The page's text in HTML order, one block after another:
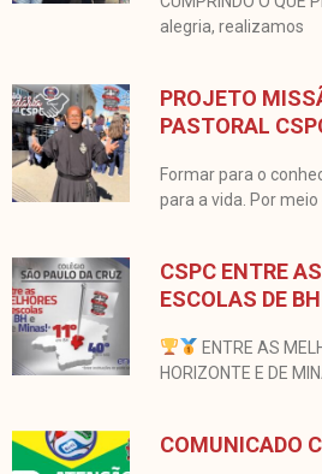
alegria, realizamos
PROJETO
PASTORAL
Formar para o
para a vida. Por
CSPC ENTRE
ESCOLAS DE
ENTRE AS
HORIZONTE E DE
COMUNICADO